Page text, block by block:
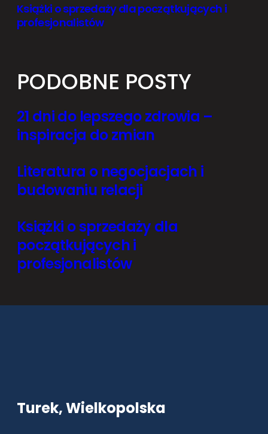
Książki o sprzedaży dla początkujących i
profesjonalistów
PODOBNE POSTY
21 dni do lepszego zdrowia –
inspiracja do zmian
Literatura o negocjacjach i
budowaniu relacji
Książki o sprzedaży dla
początkujących i
profesjonalistów
Turek, Wielkopolska